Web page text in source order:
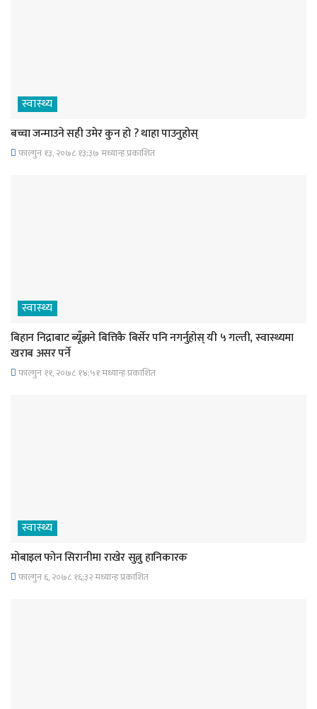
स्वास्थ्य
बच्चा जन्माउने सही उमेर कुन हो ? थाहा पाउनुहोस्
फाल्गुन १३, २०७८ १३;३७ मध्यान्ह प्रकाशित
स्वास्थ्य
बिहान निद्राबाट ब्यूँझने बित्तिकै बिर्सेर पनि नगर्नुहोस् यी ५ गल्ती, स्वास्थ्यमा
खराब असर पर्ने
फाल्गुन ११, २०७८ १४;५१ मध्यान्ह प्रकाशित
स्वास्थ्य
मोबाइल फोन सिरानीमा राखेर सुत्नु हानिकारक
फाल्गुन ६, २०७८ १६;३२ मध्यान्ह प्रकाशित